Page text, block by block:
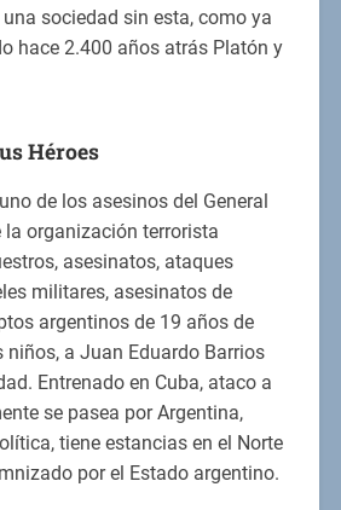
sociedad sin esta, como ya
hace 2.400 años atrás Platón y
Héroes
de los asesinos del General
la organización terrorista
asesinatos, ataques
militares, asesinatos de
argentinos de 19 años de
niños, a Juan Eduardo Barrios
Entrenado en Cuba, ataco a
se pasea por Argentina,
tiene estancias en el Norte
por el Estado argentino.